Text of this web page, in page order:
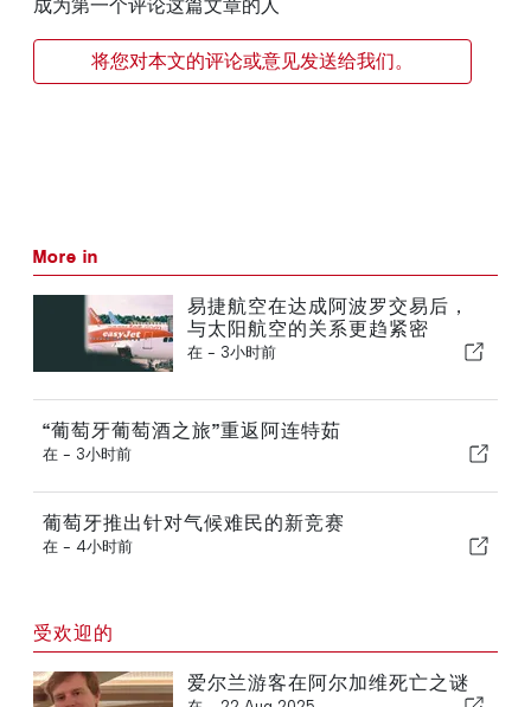
成为第一个评论这篇文章的人
将您对本文的评论或意见发送给我们。
More in
易捷航空在达成阿波罗交易后，
与太阳航空的关系更趋紧密
在 - 3小时前
“葡萄牙葡萄酒之旅”重返阿连特茹
在 - 3小时前
葡萄牙推出针对气候难民的新竞赛
在 - 4小时前
受欢迎的
爱尔兰游客在阿尔加维死亡之谜